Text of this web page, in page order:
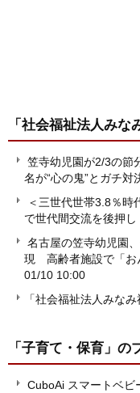
「社会福祉法人みな
笠寺幼児園が2/3の
名が“心の鬼”とガチ対
＜三世代世帯3.8％時
で世代間交流を後押し
名古屋の笠寺幼児園
現 高齢者施設で「お
01/10 10:00
「社会福祉法人みな
「子育て・保育」 の
CuboAi スマートベビ